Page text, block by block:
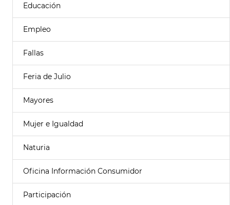
Educación
Empleo
Fallas
Feria de Julio
Mayores
Mujer e Igualdad
Naturia
Oficina Información Consumidor
Participación